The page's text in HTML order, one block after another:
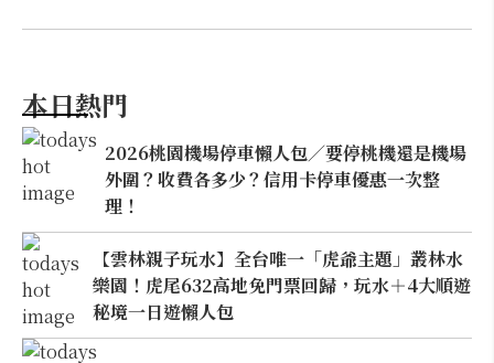
本日熱門
2026桃園機場停車懶人包／要停桃機還是機場
外圍？收費各多少？信用卡停車優惠一次整
理！
【雲林親子玩水】全台唯一「虎爺主題」叢林水
樂園！虎尾632高地免門票回歸，玩水＋4大順遊
秘境一日遊懶人包